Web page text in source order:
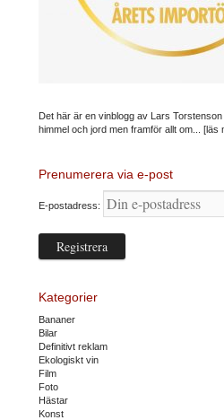
Det här är en vinblogg av Lars
himmel och jord men framför allt om... [läs
Prenumerera via e-post
E-postadress:
Kategorier
Bananer
Bilar
Definitivt reklam
Ekologiskt vin
Film
Foto
Hästar
Konst